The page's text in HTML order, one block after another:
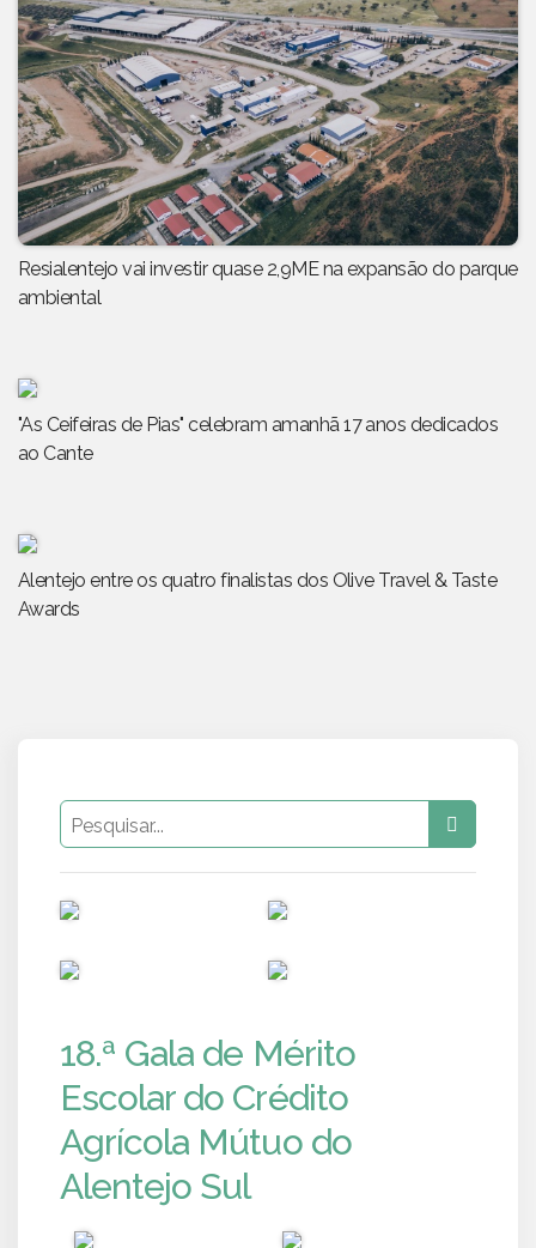
Resialentejo vai investir quase 2,9ME na expansão do parque
ambiental
"As Ceifeiras de Pias" celebram amanhã 17 anos dedicados
ao Cante
Alentejo entre os quatro finalistas dos Olive Travel & Taste
Awards
18.ª Gala de Mérito
Escolar do Crédito
Agrícola Mútuo do
Alentejo Sul